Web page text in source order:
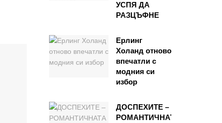
УСПЯ ДА
РАЗЦЪФНЕ
Ерлинг
Холанд отново
впечатли с
модния си
избор
ДОСПЕХИТЕ –
РОМАНТИЧНАТА